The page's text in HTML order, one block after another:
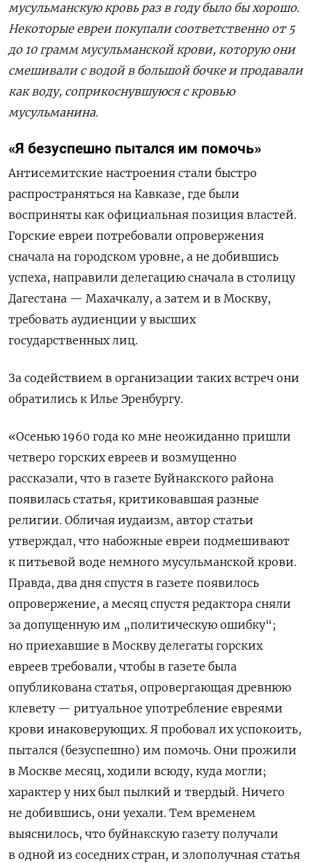
мусульманскую кровь раз в году было бы хорошо.
Некоторые евреи покупали соответственно от 5
до 10 грамм мусульманской крови, которую они
смешивали с водой в большой бочке и продавали
как воду, соприкоснувшуюся с кровью
мусульманина.
«Я безуспешно пытался им помочь»
Антисемитские настроения стали быстро
распространяться на Кавказе, где были
восприняты как официальная позиция властей.
Горские евреи потребовали опровержения
сначала на городском уровне, а не добившись
успеха, направили делегацию сначала в столицу
Дагестана — Махачкалу, а затем и в Москву,
требовать аудиенции у высших
государственных лиц.
За содействием в организации таких встреч они
обратились к Илье Эренбургу.
«Осенью 1960 года ко мне неожиданно пришли
четверо горских евреев и возмущенно
рассказали, что в газете Буйнакского района
появилась статья, критиковавшая разные
религии. Обличая иудаизм, автор статьи
утверждал, что набожные евреи подмешивают
к питьевой воде немного мусульманской крови.
Правда, два дня спустя в газете появилось
опровержение, а месяц спустя редактора сняли
за допущенную им „политическую ошибку“;
но приехавшие в Москву делегаты горских
евреев требовали, чтобы в газете была
опубликована статья, опровергающая древнюю
клевету — ритуальное употребление евреями
крови инаковерующих. Я пробовал их успокоить,
пытался (безуспешно) им помочь. Они прожили
в Москве месяц, ходили всюду, куда могли;
характер у них был пылкий и твердый. Ничего
не добившись, они уехали. Тем временем
выяснилось, что буйнакскую газету получали
в одной из соседних стран, и злополучная статья